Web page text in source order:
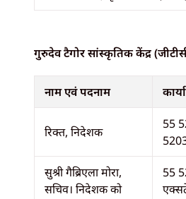
गुरुदेव टैगोर सांस्कृतिक केंद्र
नाम एवं पदनाम
रिक्त, निदेशक
55
सुश्री गैब्रिएला मोरा,
सचिव। निदेशक को
55